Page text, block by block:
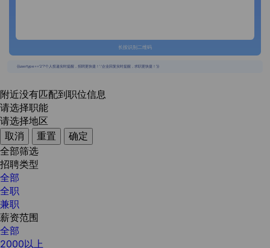
长按识别二维码
{{usertype=='2'?'个人投递实时提醒，招聘更快捷！':'企业回复实时提醒，求职更快捷！'}}
附近没有匹配到职位信息
请选择职能
请选择地区
取消
重置
确定
全部筛选
招聘类型
全部
全职
兼职
薪资范围
全部
2000以上